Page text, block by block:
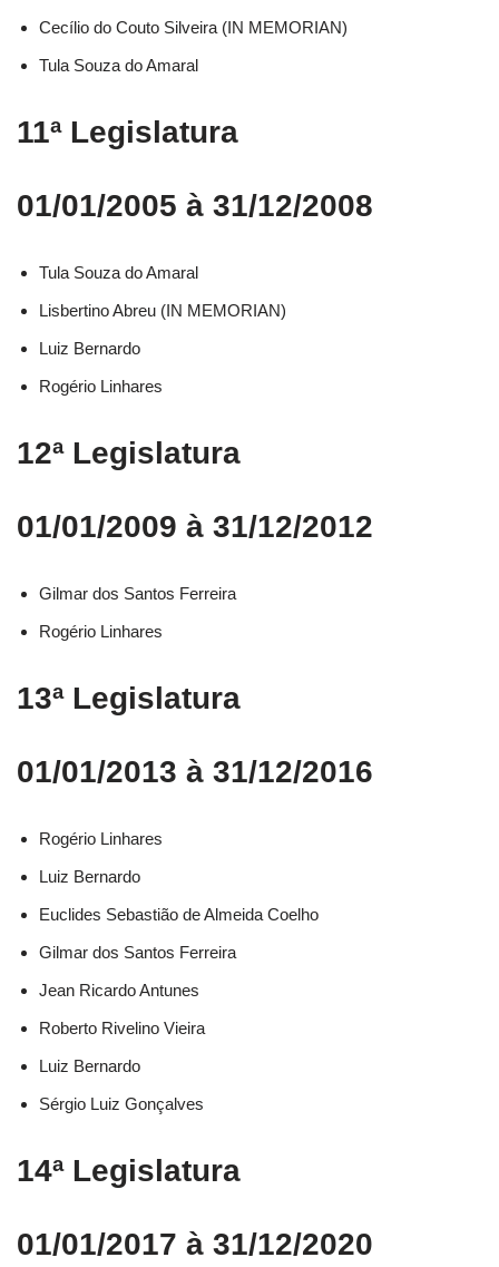
Cecílio do Couto Silveira (IN MEMORIAN)
Tula Souza do Amaral
11ª Legislatura
01/01/2005 à 31/12/2008
Tula Souza do Amaral
Lisbertino Abreu (IN MEMORIAN)
Luiz Bernardo
Rogério Linhares
12ª Legislatura
01/01/2009 à 31/12/2012
Gilmar dos Santos Ferreira
Rogério Linhares
13ª Legislatura
01/01/2013 à 31/12/2016
Rogério Linhares​
Luiz Bernardo​
Euclides Sebastião de Almeida Coelho​
Gilmar dos Santos Ferreira​
Jean Ricardo Antunes​
Roberto Rivelino Vieira​
Luiz Bernardo​
Sérgio Luiz Gonçalves​
14ª Legislatura
01/01/2017 à 31/12/2020